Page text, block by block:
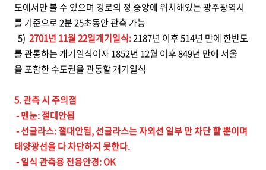
도에서만 볼 수 있으며 경로의 정 중앙에 위치해있는 광주광역시
를 기준으로 2분 25초동안 관측 가능
5) 2701년 11월 22일개기일식:2187년 이후 514년 만에 한반도
를 관통하는 개기일식이자 1852년 12월 이후 849년 만에 서울
을 포함한 수도권을 관통할 개기일식
5. 관측 시 주의점
- 맨눈: 절대안됨
- 선글라스: 절대안됨, 선글라스는 자외선 일부 만 차단 할 뿐이며
태양광선을 다 차단하지 못한다.
- 일식 관측용 전용안경: OK